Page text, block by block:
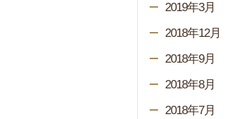
2019年3月
2018年12月
2018年9月
2018年8月
2018年7月